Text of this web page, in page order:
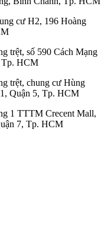
cư H2, 196 Hoàng
trệt, số 590 Cách Mạng
Tp. HCM
trệt, chung cư Hùng
Quận 5, Tp. HCM
1 TTTM Crecent Mall,
7, Tp. HCM